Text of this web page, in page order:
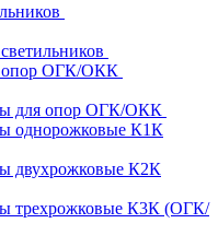
опор ОГК/ОКК
для опор ОГК/ОКК
однорожковые К1К
двухрожковые К2К
трехрожковые К3К (ОГК/